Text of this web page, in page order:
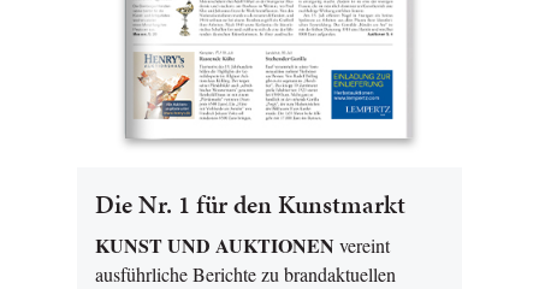
Die Nr. 1 für den Kunstmarkt
KUNST UND AUKTIONEN vereint
ausführliche Berichte zu brandaktuellen